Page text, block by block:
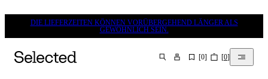
DIE LIEFERZEITEN KÖNNEN VORÜBERGEHEND LÄNGER ALS
GEWÖHNLICH SEIN.
SUCHEN [0] [0]